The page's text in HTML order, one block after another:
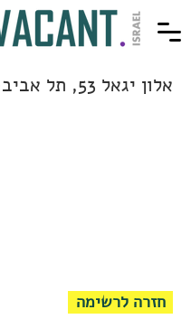
אלון יגאל 53, תל אביב-יפו
חזרה לרשימה